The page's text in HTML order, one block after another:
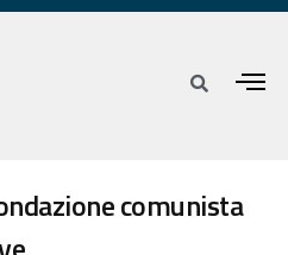
comunista